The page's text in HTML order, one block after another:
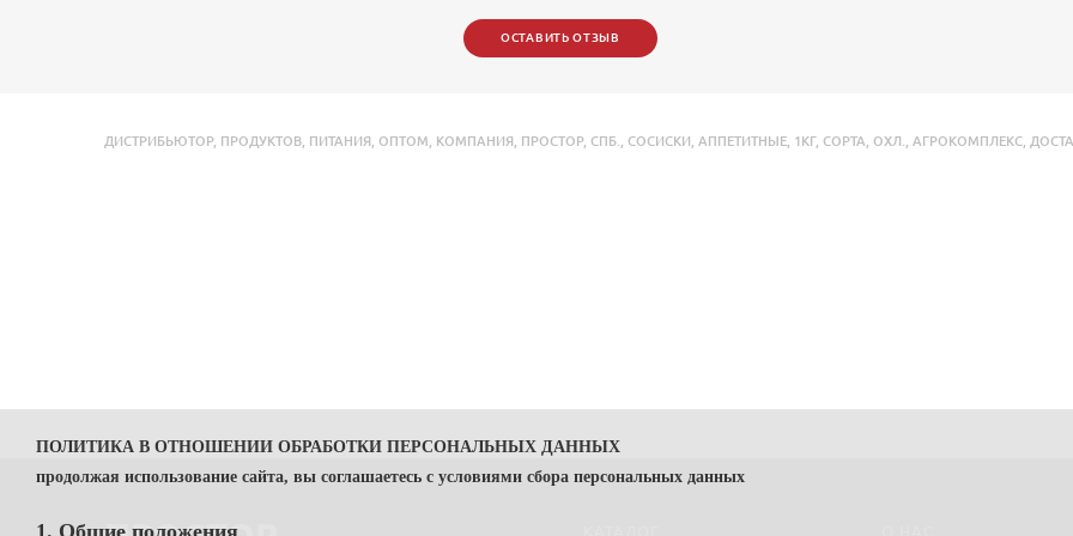
ОСТАВИТЬ ОТЗЫВ
ДИСТРИБЬЮТОР, ПРОДУКТОВ ПИТАНИЯ ОПТОМ КОМПАНИЯ ПРОСТОР, СПБ. СОСИСКИ АППЕТИТНЫЕ 1КГ, СОРТА ОХЛ. АГРОКОМПЛЕКС
ПОЛИТИКА В ОТНОШЕНИИ ОБРАБОТКИ ПЕРСОНАЛЬНЫХ ДАННЫХ
продолжая использование сайта, вы соглашаетесь с условиями сбора персональных данных
1. Общие положения